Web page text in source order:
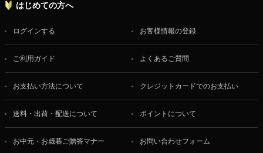
はじめての方へ
ログインする お客様情報の登録
ご利用ガイド よくあるご質問
お支払い方法について クレジットカードでのお支払い
送料・出荷・配送について ポイントについて
お中元・お歳暮ご贈答マナー お問い合わせフォーム